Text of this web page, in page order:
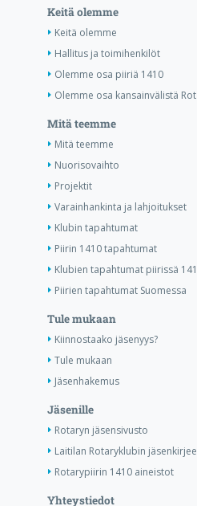
Keitä olemme
Keitä olemme
Hallitus ja toimihenkilöt
Olemme osa piiriä 1410
Olemme osa kansainvälistä
Mitä teemme
Mitä teemme
Nuorisovaihto
Projektit
Varainhankinta ja lahjoitukset
Klubin tapahtumat
Piirin 1410 tapahtumat
Klubien tapahtumat piirissä
Piirien tapahtumat Suomessa
Tule mukaan
Kiinnostaako jäsenyys?
Tule mukaan
Jäsenhakemus
Jäsenille
Rotaryn jäsensivusto
Laitilan Rotaryklubin
Rotarypiirin 1410 aineistot
Yhteystiedot